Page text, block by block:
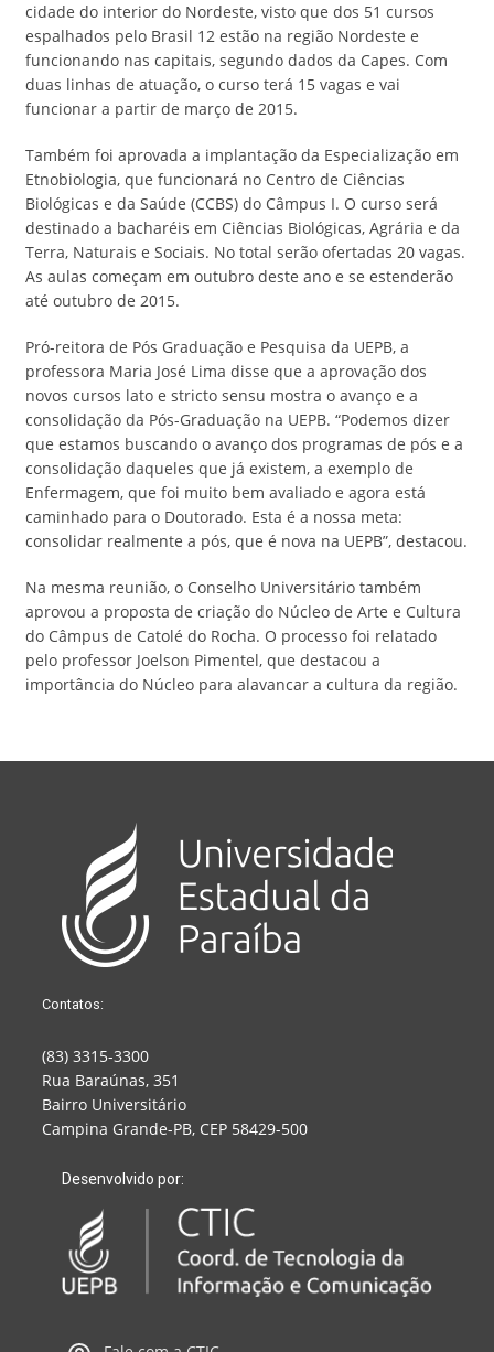
cidade do interior do Nordeste, visto que dos 51 cursos
espalhados pelo Brasil 12 estão na região Nordeste e
funcionando nas capitais, segundo dados da Capes. Com
duas linhas de atuação, o curso terá 15 vagas e vai
funcionar a partir de março de 2015.
Também foi aprovada a implantação da Especialização em
Etnobiologia, que funcionará no Centro de Ciências
Biológicas e da Saúde (CCBS) do Câmpus I. O curso será
destinado a bacharéis em Ciências Biológicas, Agrária e da
Terra, Naturais e Sociais. No total serão ofertadas 20 vagas.
As aulas começam em outubro deste ano e se estenderão
até outubro de 2015.
Pró-reitora de Pós Graduação e Pesquisa da UEPB, a
professora Maria José Lima disse que a aprovação dos
novos cursos lato e stricto sensu mostra o avanço e a
consolidação da Pós-Graduação na UEPB. “Podemos dizer
que estamos buscando o avanço dos programas de pós e a
consolidação daqueles que já existem, a exemplo de
Enfermagem, que foi muito bem avaliado e agora está
caminhado para o Doutorado. Esta é a nossa meta:
consolidar realmente a pós, que é nova na UEPB”, destacou.
Na mesma reunião, o Conselho Universitário também
aprovou a proposta de criação do Núcleo de Arte e Cultura
do Câmpus de Catolé do Rocha. O processo foi relatado
pelo professor Joelson Pimentel, que destacou a
importância do Núcleo para alavancar a cultura da região.
Contatos:
(83) 3315-3300
Rua Baraúnas, 351
Bairro Universitário
Campina Grande-PB, CEP 58429-500
Desenvolvido por: